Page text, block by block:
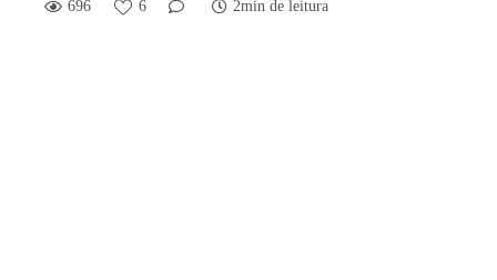
696 6 2min de leitura